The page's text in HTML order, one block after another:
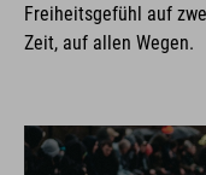
Freiheitsgefühl auf
Zeit, auf allen Wegen.